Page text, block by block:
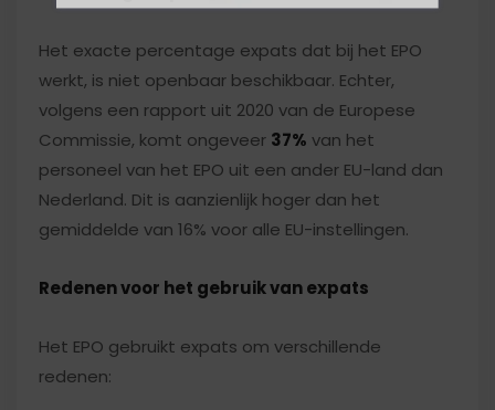
Het exacte percentage expats dat bij het EPO
werkt, is niet openbaar beschikbaar. Echter,
volgens een rapport uit 2020 van de Europese
Commissie, komt ongeveer 37% van het
personeel van het EPO uit een ander EU-land dan
Nederland. Dit is aanzienlijk hoger dan het
gemiddelde van 16% voor alle EU-instellingen.
Redenen voor het gebruik van expats
Het EPO gebruikt expats om verschillende
redenen: